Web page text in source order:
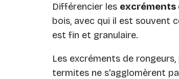
Différencier les excréments
bois, avec qui il est souvent
est fin et granulaire.
Les excréments de
termites ne s'agglomèrent